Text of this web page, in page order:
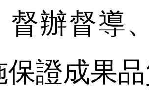
督辦督導
保證成果